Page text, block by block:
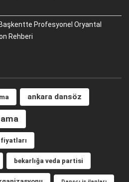
Profesyonel Oryantal
Rehberi
ankara dansöz
bekarlığa veda partisi